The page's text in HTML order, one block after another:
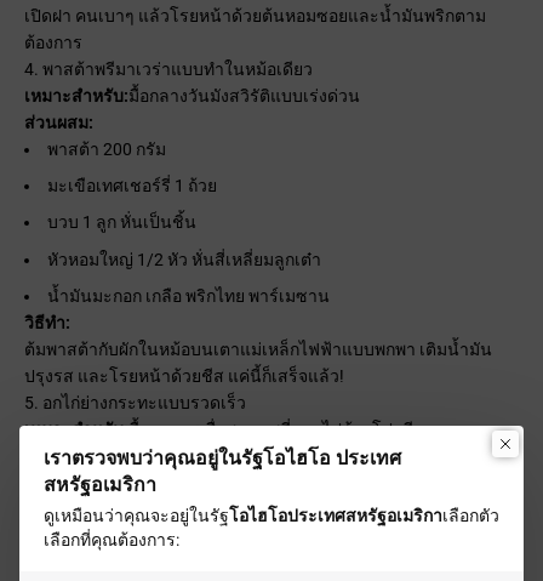
เปิดฝา คนเบาๆ แล้วโรยหน้าด้วยต้นหอมซอยและน้ำมันพริกตาม
ต้องการ
4. พาสต้าพรีมาเวร่าแบบทำในหม้อเดียว
เหมาะสำหรับ:มื้อกลางวันมังสวิรัติแบบเร่งด่วน
ส่วนผสม:
พาสต้า 200 กรัม
มะเขือเทศเชอร์รี่ 1 ถ้วย
บวบ 1 ลูก หั่นเป็นชิ้น
หัวหอมใหญ่ 1/2 หัว หั่นสี่เหลี่ยมลูกเต๋า
น้ำมันมะกอก เกลือ พริกไทย พาร์เมซาน
วิธีทำ:
ต้มพาสต้ากับผักในหม้อบนเตาแม่เหล็กไฟฟ้าแบบพกพา เติมน้ำมัน
ปรุงรส และโรยหน้าด้วยชีส แค่นี้ก็เสร็จแล้ว!
5. อกไก่ย่างกระทะแบบรวดเร็ว
เหมาะสำหรับ:มื้ออาหารเพื่อสุขภาพที่อุดมไปด้วยโปรตีน
ส่วนประกอบ:
อกไก่ 2 ชิ้น
เกลือ พริกไทย ปาปริก้า
น้ำมันมะกอก
เราตรวจพบว่าคุณอยู่ในรัฐโอไฮโอ ประเทศ
สหรัฐอเมริกา
ดูเหมือนว่าคุณจะอยู่ในรัฐโอไฮโอประเทศสหรัฐอเมริกาเลือกตัว
เลือกที่คุณต้องการ: